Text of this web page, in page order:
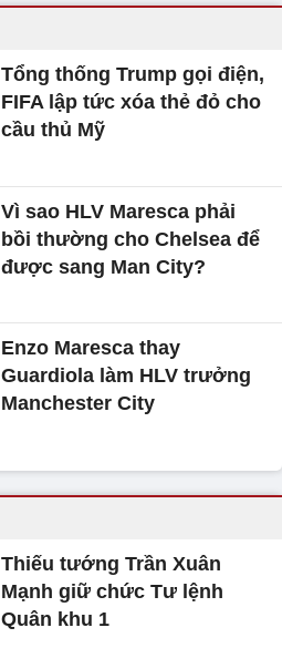
Tổng thống Trump gọi điện,
FIFA lập tức xóa thẻ đỏ cho
cầu thủ Mỹ
Vì sao HLV Maresca phải
bồi thường cho Chelsea để
được sang Man City?
Enzo Maresca thay
Guardiola làm HLV trưởng
Manchester City
Thiếu tướng Trần Xuân
Mạnh giữ chức Tư lệnh
Quân khu 1